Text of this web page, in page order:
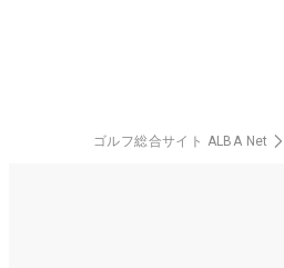
ゴルフ総合サイト ALBA Net